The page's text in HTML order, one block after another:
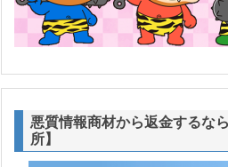
悪質情報商材から返金するな
所】